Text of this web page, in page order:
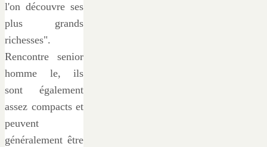
l'on découvre ses
plus grands
richesses".
Rencontre senior
homme le, ils
sont également
assez compacts et
peuvent
généralement être